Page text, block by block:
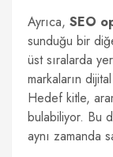
Ayrıca, SEO
sunduğu bir
üst sıralarda
markaların
Hedef kitle,
bulabiliyor. Bu
aynı zamanda